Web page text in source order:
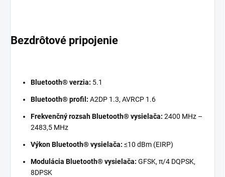
Bezdrôtové pripojenie
Bluetooth® verzia: 5.1
Bluetooth® profil: A2DP 1.3, AVRCP 1.6
Frekvenčný rozsah Bluetooth® vysielača: 2400 MHz –
2483,5 MHz
Výkon Bluetooth® vysielača: ≤10 dBm (EIRP)
Modulácia Bluetooth® vysielača: GFSK, π/4 DQPSK,
8DPSK